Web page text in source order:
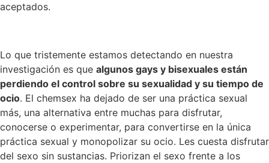
aceptados.
Lo que tristemente estamos detectando en nuestra
investigación es que algunos gays y bisexuales están
perdiendo el control sobre su sexualidad y su tiempo de
ocio. El chemsex ha dejado de ser una práctica sexual
más, una alternativa entre muchas para disfrutar,
conocerse o experimentar, para convertirse en la única
práctica sexual y monopolizar su ocio. Les cuesta disfrutar
del sexo sin sustancias. Priorizan el sexo frente a los